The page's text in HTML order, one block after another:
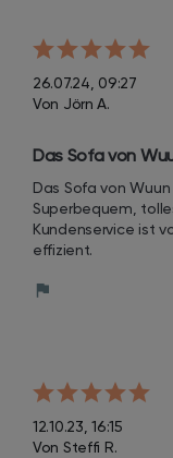
26.07.24, 09:27
Von Jörn A.
Das Sofa von
übertroffen.
einfacher Aufbau.
Das Sofa von
Superbequem,
Kundenservice ist
effizient.
12.10.23, 16:15
Von Steffi R.